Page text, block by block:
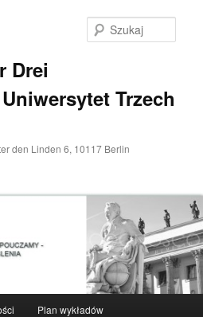
Drei
Trzech
den Linden 6, 10117 Berlin
Plan wykładów